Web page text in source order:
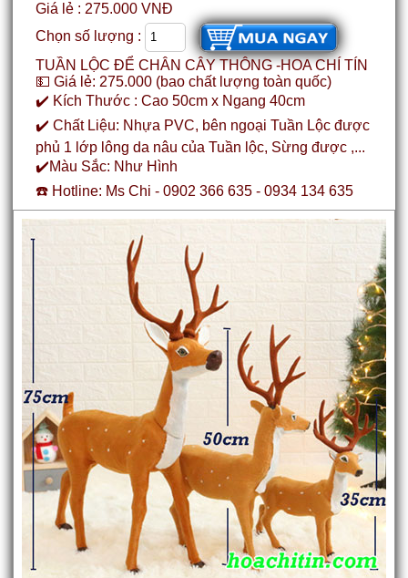
Giá lẻ : 275.000 VNĐ
Chọn số lượng :
TUẦN LỘC ĐỂ CHÂN CÂY THÔNG -HOA CHÍ TÍN
💵 Giá lẻ: 275.000 (bao chất lượng toàn quốc)
✔️ Kích Thước : Cao 50cm x Ngang 40cm
✔️ Chất Liệu: Nhựa PVC, bên ngoại Tuần Lộc được
phủ 1 lớp lông da nâu của Tuần lộc, Sừng được ,...
✔️Màu Sắc: Như Hình
☎️ Hotline: Ms Chi - 0902 366 635 - 0934 134 635